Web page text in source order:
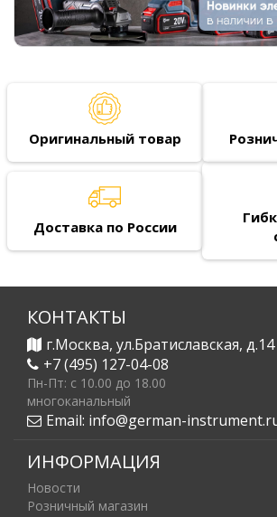
Оригинальный товар
Доставка по России
КОНТАКТЫ
г.Москва, ул.Братиславская, д.14
+7 (495) 127-04-08
Пн-Пт: c 10.00 до 18.00
многоканальный
Email: info@german-
ИНФОРМАЦИЯ
Новости
Розничный магазин